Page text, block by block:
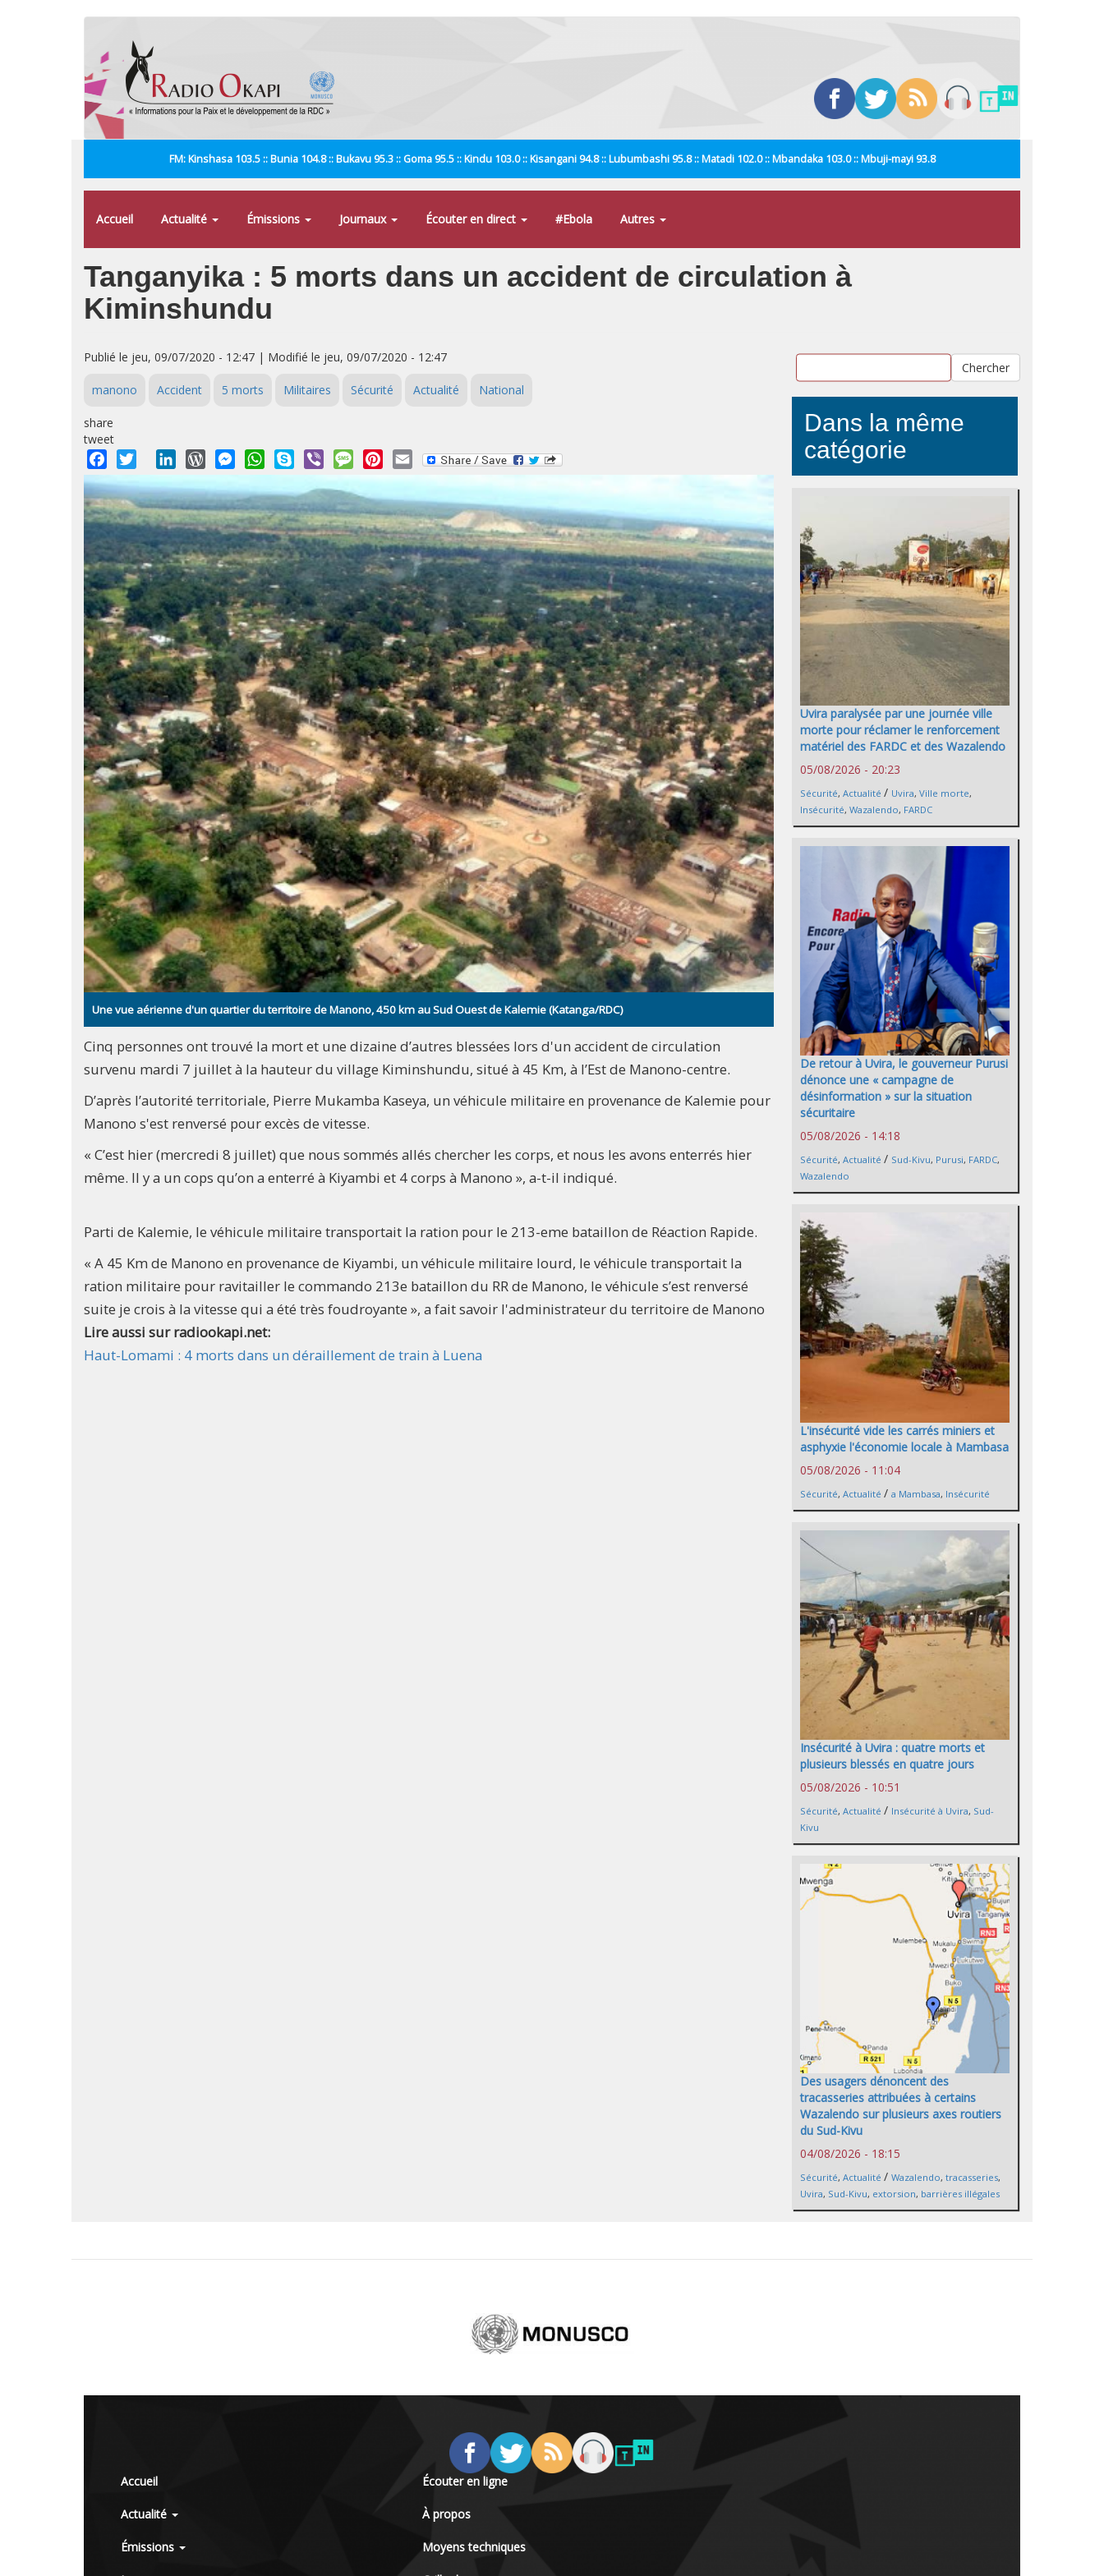
FM: Kinshasa 103.5 :: Bunia 104.8 :: Bukavu 95.3 :: Goma 95.5 :: Kindu 103.0 :: Kisangani 94.8 :: Lubumbashi 95.8 :: Matadi 102.0 :: Mbandaka 103.0 :: Mbuji-mayi 93.8
Accueil Actualité Émissions Journaux Écouter en direct #Ebola Autres
Tanganyika : 5 morts dans un accident de circulation à
Kiminshundu
Publié le jeu, 09/07/2020 - 12:47 | Modifié le jeu, 09/07/2020 - 12:47
manono Accident 5 morts Militaires Sécurité Actualité National
share
tweet
Facebook
Twitter LinkedInWordPressMessengerWhatsApp
Skype Viber MessagePinterest
Email
Une vue aérienne d'un quartier du territoire de Manono, 450 km au Sud Ouest de Kalemie (Katanga/RDC)
Cinq personnes ont trouvé la mort et une dizaine d’autres blessées lors d'un accident de circulation
survenu mardi 7 juillet à la hauteur du village Kiminshundu, situé à 45 Km, à l’Est de Manono-centre.
D’après l’autorité territoriale, Pierre Mukamba Kaseya, un véhicule militaire en provenance de Kalemie pour
Manono s'est renversé pour excès de vitesse.
« C’est hier (mercredi 8 juillet) que nous sommés allés chercher les corps, et nous les avons enterrés hier
même. Il y a un cops qu’on a enterré à Kiyambi et 4 corps à Manono », a-t-il indiqué.
Parti de Kalemie, le véhicule militaire transportait la ration pour le 213-eme bataillon de Réaction Rapide.
« A 45 Km de Manono en provenance de Kiyambi, un véhicule militaire lourd, le véhicule transportait la
ration militaire pour ravitailler le commando 213e bataillon du RR de Manono, le véhicule s’est renversé
suite je crois à la vitesse qui a été très foudroyante », a fait savoir l'administrateur du territoire de Manono
Lire aussi sur radiookapi.net:
Haut-Lomami : 4 morts dans un déraillement de train à Luena
Chercher
Dans la même
catégorie
Uvira paralysée par une journée ville
morte pour réclamer le renforcement
matériel des FARDC et des Wazalendo
05/08/2026 - 20:23
Sécurité, Actualité / Uvira, Ville morte,
Insécurité, Wazalendo, FARDC
De retour à Uvira, le gouverneur Purusi
dénonce une « campagne de
désinformation » sur la situation
sécuritaire
05/08/2026 - 14:18
Sécurité, Actualité / Sud-Kivu, Purusi, FARDC,
Wazalendo
L'insécurité vide les carrés miniers et
asphyxie l'économie locale à Mambasa
05/08/2026 - 11:04
Sécurité, Actualité / a Mambasa, Insécurité
Insécurité à Uvira : quatre morts et
plusieurs blessés en quatre jours
05/08/2026 - 10:51
Sécurité, Actualité / Insécurité à Uvira, Sud-
Kivu
Des usagers dénoncent des
tracasseries attribuées à certains
Wazalendo sur plusieurs axes routiers
du Sud-Kivu
04/08/2026 - 18:15
Sécurité, Actualité / Wazalendo, tracasseries,
Uvira, Sud-Kivu, extorsion, barrières illégales
Accueil
Actualité
Émissions
Écouter en ligne
À propos
Moyens techniques